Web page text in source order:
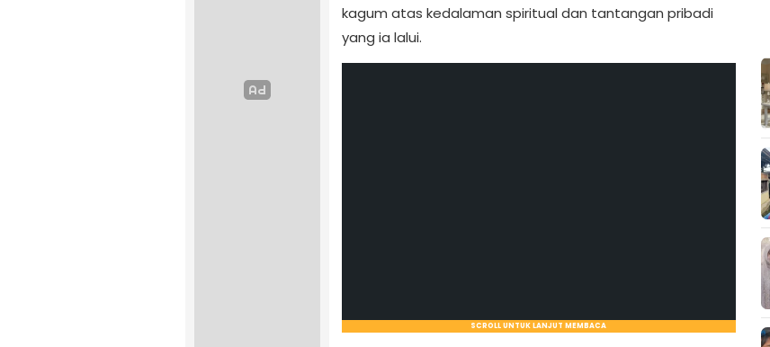
kagum atas kedalaman spiritual dan tantangan pribadi
yang ia lalui.
SCROLL UNTUK LANJUT MEMBACA